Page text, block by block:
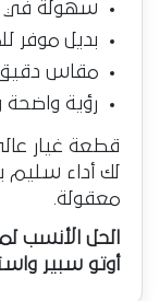
سهولة في
بديل موفر
مقاس
رؤية واضحة
قطعة غيار
لك أداء سليم
معقولة.
الحل الأنسب
أوتو سبير